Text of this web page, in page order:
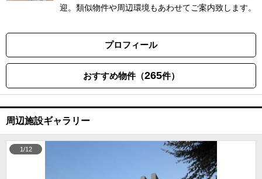
迎。類似物件や周辺環境もあわせてご案内致します。
プロフィール
おすすめ物件（265件）
周辺施設ギャラリー
1/12